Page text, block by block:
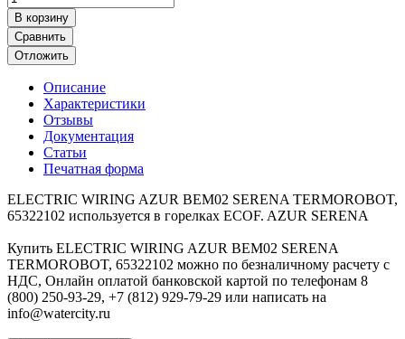
В корзину
Сравнить
Отложить
Описание
Характеристики
Отзывы
Документация
Статьи
Печатная форма
ELECTRIC WIRING AZUR BEM02 SERENA TERMOROBOT,
65322102 используется в горелках ECOF. AZUR SERENA
Купить ELECTRIC WIRING AZUR BEM02 SERENA
TERMOROBOT, 65322102 можно по безналичному расчету с
НДС, Онлайн оплатой банковской картой по телефонам 8
(800) 250-93-29, +7 (812) 929-79-29 или написать на
info@watercity.ru